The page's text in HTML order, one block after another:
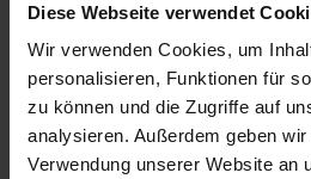
Diese Webseite verwendet
Wir verwenden Cookies, um
personalisieren, Funktionen für
zu können und die Zugriffe auf
analysieren. Außerdem geben
Verwendung unserer Website an